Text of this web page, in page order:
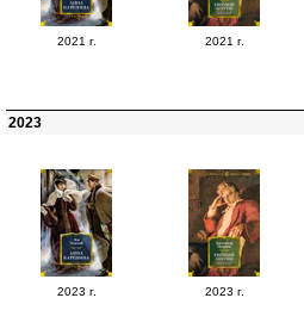
2021 г. 2021 г.
2023
2023 г. 2023 г.